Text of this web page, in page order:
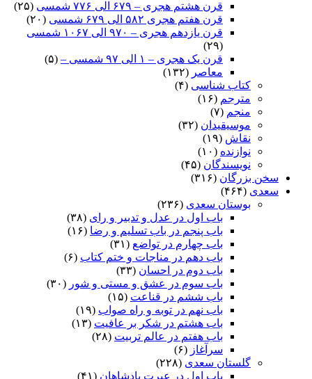
قرن هشتم هجری – ۶۷۹ الی ۷۷۶ شمسی
(۲۵)
قرن هفتم هجری ۵۸۲ الی ۶۷۹ شمسی
(۲۰)
قرن یازدهم هجری – ۹۷۰ الی ۱۰۶۷ شمسی
(۲۹)
قرن یک هجری – ۱ الی ۹۷ شمسی –
(۵)
معاصر (۱۳۲)
کتاب شناسی (۴)
مترجم (۱۶)
منجم (۷)
موسیقیدان (۳۲)
نقاش (۱۹)
نوازنده (۱۰)
نویسندگان (۴۵)
سخن بزرگان (۳۱۶)
سعدی (۴۶۴)
بوستان سعدی (۲۳۶)
باب اول در عدل و تدبیر و رای (۳۸)
باب پنجم در باب تسلیم و رضا (۱۶)
باب چهارم در تواضع (۳۱)
باب دهم در مناجات و ختم کتاب (۶)
باب دوم در احسان (۳۳)
باب سوم در عشق و مستی و شور (۳۰)
باب ششم در قناعت (۱۵)
باب نهم در توبه و راه صواب (۱۹)
باب هشتم در شکر بر عافیت (۱۳)
باب هفتم در عالم تربیت (۲۸)
سرآغاز (۶)
گلستان سعدی (۲۲۸)
باب اول در عبرت پادشاهان (۴۱)